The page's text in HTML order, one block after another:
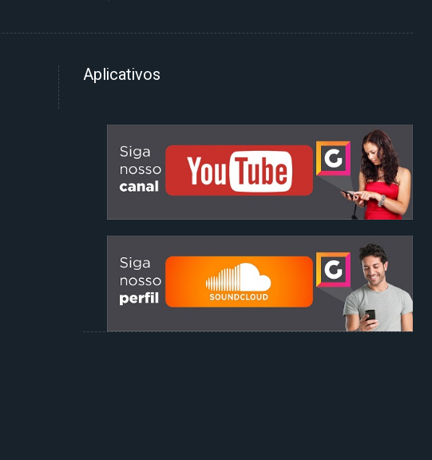
Aplicativos